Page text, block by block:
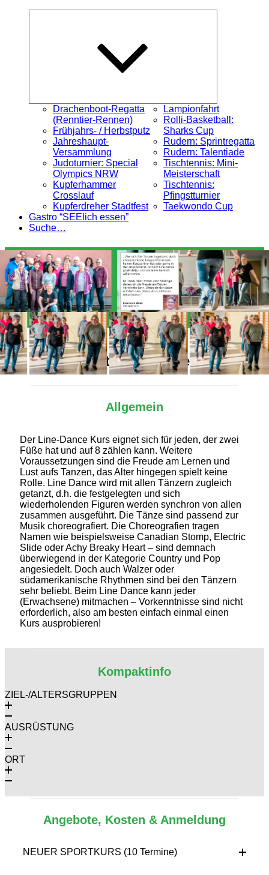
Drachenboot-Regatta
(Renntier-Rennen)
Frühjahrs- / Herbstputz
Jahreshaupt-
Versammlung
Judoturnier: Special
Olympics NRW
Kupferhammer
Crosslauf
Kupferdreher Stadtfest
Lampionfahrt
Rolli-Basketball:
Sharks Cup
Rudern: Sprintregatta
Rudern: Talentiade
Tischtennis: Mini-
Meisterschaft
Tischtennis:
Pfingstturnier
Taekwondo Cup
Gastro “SEElich essen”
Suche…
Alles Wichtige auf einen Blick
Allgemein
Der Line-Dance Kurs eignet sich für jeden, der zwei
Füße hat und auf 8 zählen kann. Weitere
Voraussetzungen sind die Freude am Lernen und
Lust aufs Tanzen, das Alter hingegen spielt keine
Rolle. Line Dance wird mit allen Tänzern zugleich
getanzt, d.h. die festgelegten und sich
wiederholenden Figuren werden synchron von allen
zusammen ausgeführt. Die Tänze sind passend zur
Musik choreografiert. Die Choreografien tragen
Namen wie beispielsweise Canadian Stomp, Electric
Slide oder Achy Breaky Heart – sind demnach
überwiegend in der Kategorie Country und Pop
angesiedelt. Doch auch Walzer oder
südamerikanische Rhythmen sind bei den Tänzern
sehr beliebt. Beim Line Dance kann jeder
(Erwachsene) mitmachen – Vorkenntnisse sind nicht
erforderlich, also am besten einfach einmal einen
Kurs ausprobieren!
Kompaktinfo
ZIEL-/ALTERSGRUPPEN
AUSRÜSTUNG
ORT
Angebote, Kosten & Anmeldung
NEUER SPORTKURS (10 Termine)